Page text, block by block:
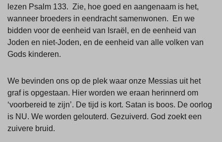
lezen Psalm 133. Zie, hoe goed en aangenaam is het,
wanneer broeders in eendracht samenwonen. En we
bidden voor de eenheid van Israël, en de eenheid van
Joden en niet-Joden, en de eenheid van alle volken van
Gods kinderen.
We bevinden ons op de plek waar onze Messias uit het
graf is opgestaan. Hier worden we eraan herinnerd om
‘voorbereid te zijn’. De tijd is kort. Satan is boos. De oorlog
is NU. We worden gelouterd. Gezuiverd. God zoekt een
zuivere bruid.